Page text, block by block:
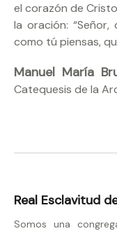
el corazón de
la oración:
como tú piensas,
Manuel María
Catequesis de la
Real Esclavitud
Somos una